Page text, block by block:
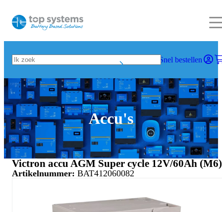
Snel bestellen
Accu's
Victron accu AGM Super cycle 12V/60Ah (M6)
Artikelnummer: BAT412060082